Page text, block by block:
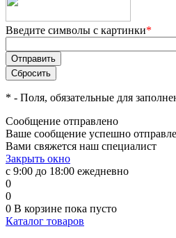
Введите символы с картинки*
* - Поля, обязательные для
Сообщение отправлено
Ваше сообщение успешно
Вами свяжется наш специалист
Закрыть окно
с 9:00 до 18:00 ежедневно
0
0
0 В корзине пока пусто
Каталог товаров